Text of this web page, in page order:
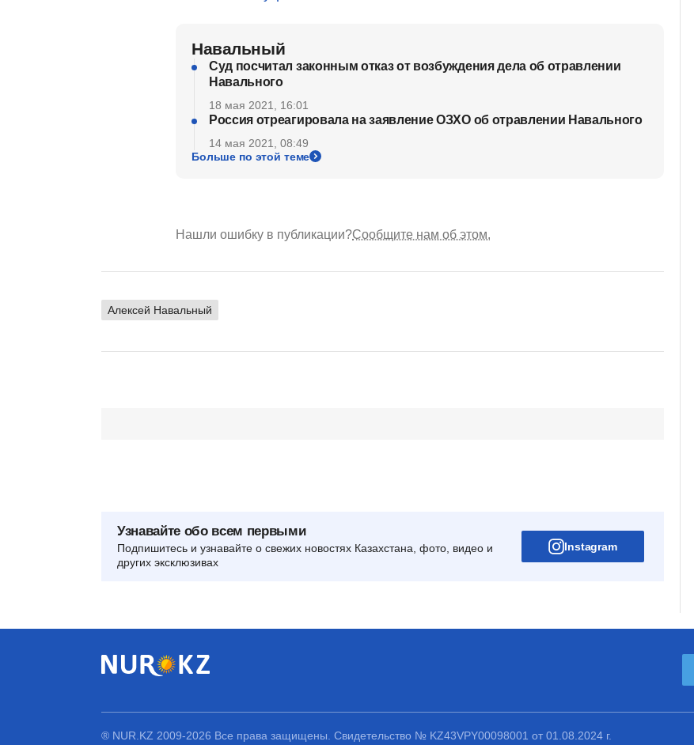
Навальный
Суд посчитал законным отказ от возбуждения дела об отравлении
Навального
18 мая 2021, 16:01
Россия отреагировала на заявление ОЗХО об отравлении Навального
14 мая 2021, 08:49
Больше по этой теме
Нашли ошибку в публикации?Сообщите нам об этом.
Алексей Навальный
Узнавайте обо всем первыми
Подпишитесь и узнавайте о свежих новостях Казахстана, фото, видео и
других эксклюзивах
Instagram
® NUR.KZ 2009-2026 Все права защищены. Свидетельство № KZ43VPY00098001 от 01.08.2024 г.